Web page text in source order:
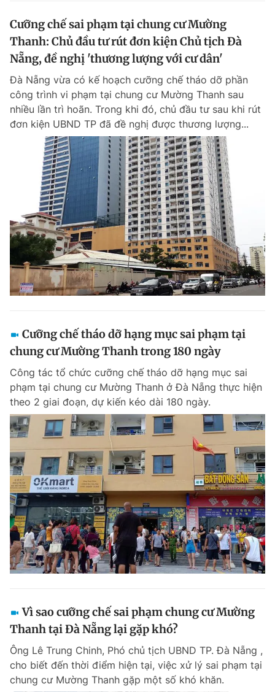
Phó tổng biên tập: Lâm Hiếu Dũng
Phó tổng biên tập: Trần Việt Hưng
Tổng thư ký tòa soạn: Đức Trung
Giấy phép xuất bản số 110/GP - BTTTT cấp ngày 24.3.2020
© 2003-2026 Bản quyền thuộc về Báo Thanh Niên. Cấm sao chép
dưới mọi hình thức nếu không có sự chấp thuận bằng văn bản.
Phát triển bởi ePi Technologies, JSC.
Cưỡng chế sai phạm tại chung cư Mường
Thanh: Chủ đầu tư rút đơn kiện Chủ tịch Đà
Nẵng, đề nghị 'thương lượng với cư dân'
Đà Nẵng vừa có kế hoạch cưỡng chế tháo dỡ phần
công trình vi phạm tại chung cư Mường Thanh sau
nhiều lần trì hoãn. Trong khi đó, chủ đầu tư sau khi rút
đơn kiện UBND TP đã đề nghị được thương lượng...
Cưỡng chế tháo dỡ hạng mục sai phạm tại
chung cư Mường Thanh trong 180 ngày
Công tác tổ chức cưỡng chế tháo dỡ hạng mục sai
phạm tại chung cư Mường Thanh ở Đà Nẵng thực hiện
theo 2 giai đoạn, dự kiến kéo dài 180 ngày.
Vì sao cưỡng chế sai phạm chung cư Mường
Thanh tại Đà Nẵng lại gặp khó?
Ông Lê Trung Chinh, Phó chủ tịch UBND TP. Đà Nẵng ,
cho biết đến thời điểm hiện tại, việc xử lý sai phạm tại
chung cư Mường Thanh gặp một số khó khăn.